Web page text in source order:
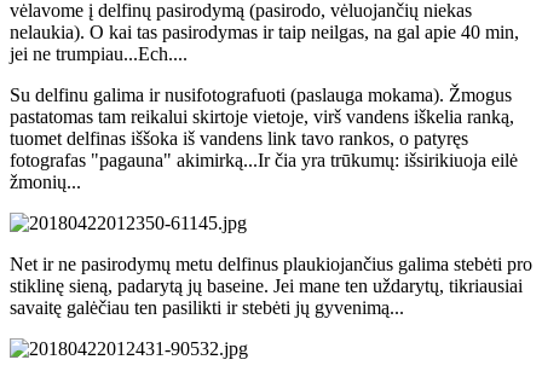
vėlavome į delfinų pasirodymą (pasirodo, vėluojančių niekas
nelaukia). O kai tas pasirodymas ir taip neilgas, na gal apie 40 min,
jei ne trumpiau...Ech....
Su delfinu galima ir nusifotografuoti (paslauga mokama). Žmogus
pastatomas tam reikalui skirtoje vietoje, virš vandens iškelia ranką,
tuomet delfinas iššoka iš vandens link tavo rankos, o patyręs
fotografas "pagauna" akimirką...Ir čia yra trūkumų: išsirikiuoja eilė
žmonių...
Net ir ne pasirodymų metu delfinus plaukiojančius galima stebėti pro
stiklinę sieną, padarytą jų baseine. Jei mane ten uždarytų, tikriausiai
savaitę galėčiau ten pasilikti ir stebėti jų gyvenimą...